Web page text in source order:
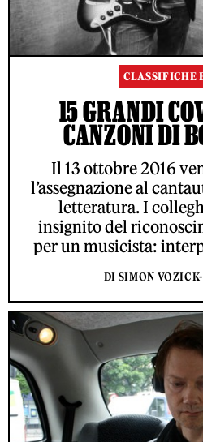
CLASSIFICHE
15 GRANDI
CANZONI DI
Il 13 ottobre 2016
l’assegnazione al
letteratura. I
insignito del
per un musicista:
DI SIMON